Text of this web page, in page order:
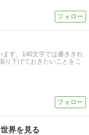
す。140文字では書ききれ
り下げておきたいことをこ
界を見る